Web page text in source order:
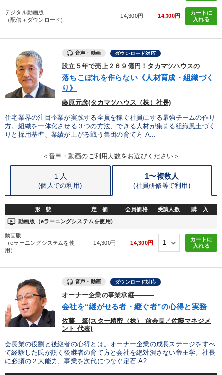
デジタル動画版
（配信＋ダウンロード）
14,300円 14,300円
カートに
入れる
音声・動画 ダウンロード対応
設立５年で売上２６９億円！タカマツハウスの
落ちこぼれを作らない《人材育成・組織づく
り》
藤原元彦(タカマツハウス（株）社長)
住宅業界の注目企業が実践する全員を稼ぐ社員にする最強チームの作り
方。組織を一体化させる３つの方法、できる人材が集まる組織風土づく
りと採用基準、業績が上がる戦う集団の育て方 A...
＜音声・動画のご利用人数をお選びください＞
１人
(個人での利用)
1〜複数人
(社員研修等で利用)
形 態 定 価 会員価格 受講人数 購 入
ondemand_video 動画版（eラーニングシステムを使用）
動画版
（eラーニングシステムを使
用）
14,300円 14,300円
カートに
入れる
音声・動画 ダウンロード対応
オーナー企業の事業承継―――
会社を“継がせる者・継ぐ者”の心得と実務
佐藤 肇(スター精密（株） 前会長／佐藤マネジメ
ント 代表)
会長業の役割と後継者の心得とは。オーナー企業の成長ステージをすべ
て経験した氏が説く後継者の育て方と会社を絶対潰さない帝王学。社長
に必須の２大能力、事業を次代につなぐ定石 A2...